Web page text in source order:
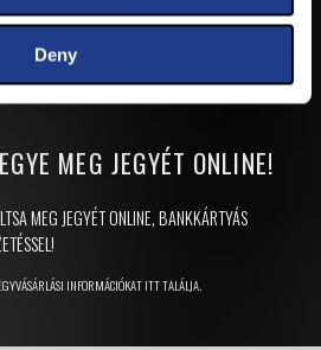
Deny
MEG JEGYÉT ONLINE!
MEG JEGYÉT ONLINE, BANKKÁRTYÁS
INFORMÁCIÓKAT ITT TALÁLJA.